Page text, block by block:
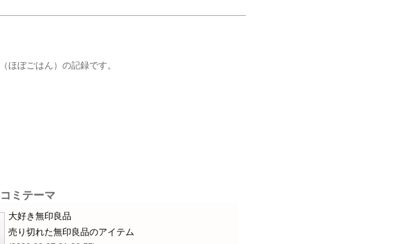
ほぼごはん）の記録です。
ミテーマ
大好き無印良品
売り切れた無印良品のアイテム